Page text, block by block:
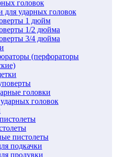
головок
для ударных головок
1 дюйм
1/2 дюйма
3/4 дюйма
(перфораторы
головки
головок
пистолеты
подкачки
продувки